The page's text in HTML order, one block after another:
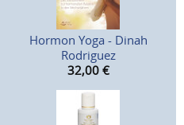
Hormon Yoga - Dinah
Rodriguez
32,00 €